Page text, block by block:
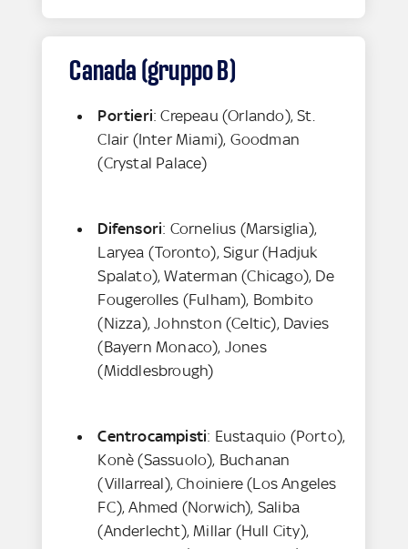
Canada (gruppo B)
Portieri: Crepeau (Orlando), St.
Clair (Inter Miami), Goodman
(Crystal Palace)
Difensori: Cornelius (Marsiglia),
Laryea (Toronto), Sigur (Hadjuk
Spalato), Waterman (Chicago), De
Fougerolles (Fulham), Bombito
(Nizza), Johnston (Celtic), Davies
(Bayern Monaco), Jones
(Middlesbrough)
Centrocampisti: Eustaquio (Porto),
Konè (Sassuolo), Buchanan
(Villarreal), Choiniere (Los Angeles
FC), Ahmed (Norwich), Saliba
(Anderlecht), Millar (Hull City),